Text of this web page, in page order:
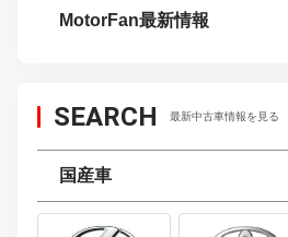
MotorFan最新情報
SEARCH 最新中古車情報を見る
国産車